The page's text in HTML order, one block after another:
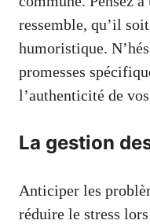
ressemble, qu’il
humoristique.
promesses
l’authenticité de
La gestion
Anticiper les
réduire le stress